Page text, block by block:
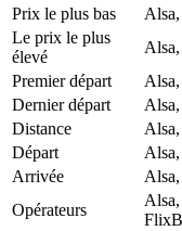
Prix ​​le plus bas
Le prix le plus
élevé
Premier départ
Dernier départ
Distance
Départ
Arrivée
Opérateurs